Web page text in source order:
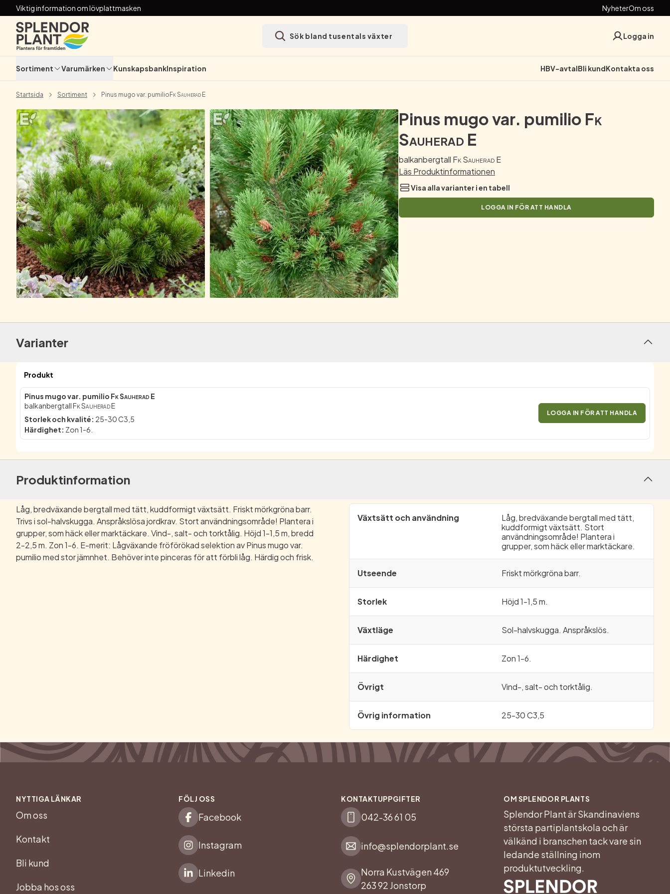
Viktig information om lövplattmasken NyheterOm oss
Sök bland tusentals växter Logga in
Sortiment Varumärken KunskapsbankInspiration HBV-avtalBli kundKontakta oss
Startsida Sortiment Pinus mugo var. pumilio Fk Sauherad E
Pinus mugo var. pumilio Fk
Sauherad E
balkanbergtall Fk Sauherad E
Läs Produktinformationen
Visa alla varianter i en tabell
LOGGA IN FÖR ATT HANDLA
Varianter
Produkt
Pinus mugo var. pumilio Fk Sauherad E
balkanbergtallFk Sauherad E
Storlek och kvalité: 25-30 C3,5
Härdighet: Zon 1-6.
LOGGA IN FÖR ATT HANDLA
Produktinformation
Låg, bredväxande bergtall med tätt, kuddformigt växtsätt. Friskt mörkgröna barr.
Trivs i sol-halvskugga. Anspråkslösa jordkrav. Stort användningsområde! Plantera i
grupper, som häck eller marktäckare. Vind-, salt- och torktålig. Höjd 1-1,5 m, bredd
2-2,5 m. Zon 1-6. E-merit: Lågväxande fröförökad selektion av Pinus mugo var.
pumilio med stor jämnhet. Behöver inte pinceras för att förbli låg. Härdig och frisk.
Växtsätt och användning
Låg, bredväxande bergtall med tätt,
kuddformigt växtsätt. Stort
användningsområde! Plantera i
grupper, som häck eller marktäckare.
Utseende Friskt mörkgröna barr.
Storlek Höjd 1-1,5 m.
Växtläge Sol-halvskugga. Anspråkslös.
Härdighet Zon 1-6.
Övrigt Vind-, salt- och torktålig.
Övrig information 25-30 C3,5
NYTTIGA LÄNKAR
Om oss
Kontakt
Bli kund
Jobba hos oss
FÖLJ OSS
Facebook
Instagram
Linkedin
KONTAKTUPPGIFTER
042-36 61 05
info@splendorplant.se
Norra Kustvägen 469
263 92 Jonstorp
OM SPLENDOR PLANTS
Splendor Plant är Skandinaviens
största partiplantskola och är
välkänd i branschen tack vare sin
ledande ställning inom
produktutveckling.